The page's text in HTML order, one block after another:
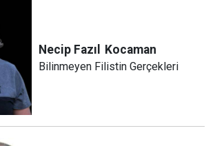
Necip Fazıl Kocaman
Bilinmeyen Filistin Gerçekleri